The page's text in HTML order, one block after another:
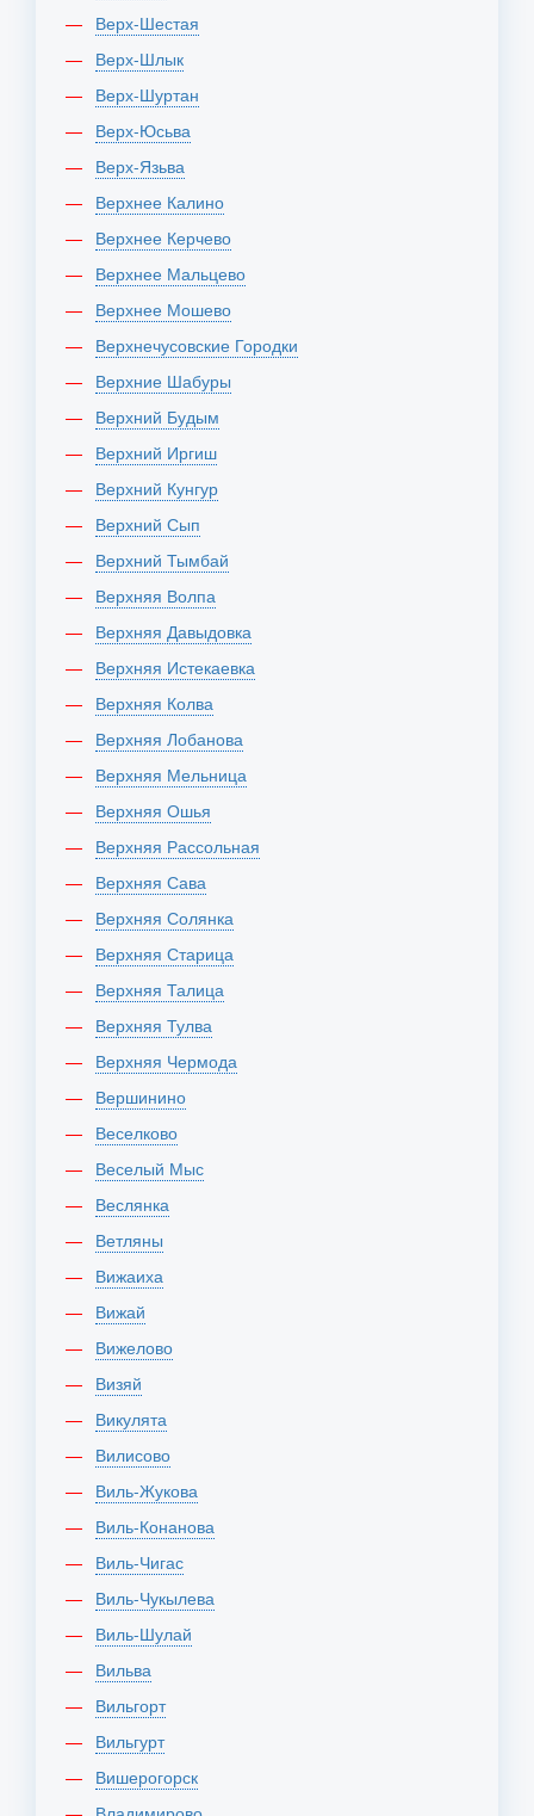
Верх-Шестая
Верх-Шлык
Верх-Шуртан
Верх-Юсьва
Верх-Язьва
Верхнее Калино
Верхнее Керчево
Верхнее Мальцево
Верхнее Мошево
Верхнечусовские Городки
Верхние Шабуры
Верхний Будым
Верхний Иргиш
Верхний Кунгур
Верхний Сып
Верхний Тымбай
Верхняя Волпа
Верхняя Давыдовка
Верхняя Истекаевка
Верхняя Колва
Верхняя Лобанова
Верхняя Мельница
Верхняя Ошья
Верхняя Рассольная
Верхняя Сава
Верхняя Солянка
Верхняя Старица
Верхняя Талица
Верхняя Тулва
Верхняя Чермода
Вершинино
Веселково
Веселый Мыс
Веслянка
Ветляны
Вижаиха
Вижай
Вижелово
Визяй
Викулята
Вилисово
Виль-Жукова
Виль-Конанова
Виль-Чигас
Виль-Чукылева
Виль-Шулай
Вильва
Вильгорт
Вильгурт
Вишерогорск